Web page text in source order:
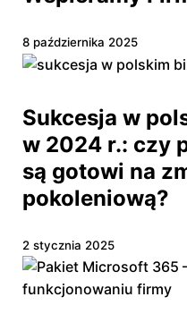
8 października 2025
Sukcesja w
w 2024 r.: czy
są gotowi na
pokoleniową?
2 stycznia 2025